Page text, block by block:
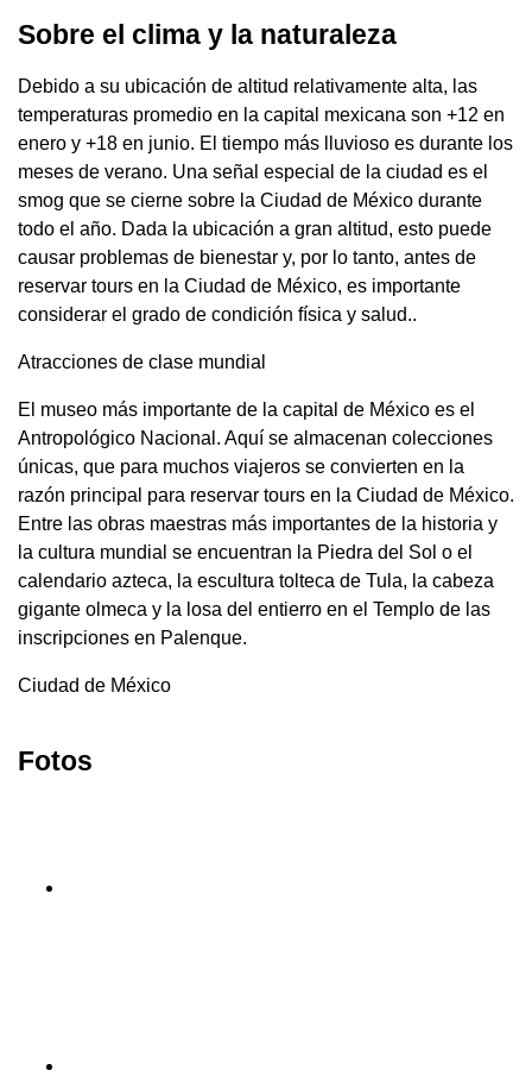
Sobre el clima y la naturaleza
Debido a su ubicación de altitud relativamente alta, las
temperaturas promedio en la capital mexicana son +12 en
enero y +18 en junio. El tiempo más lluvioso es durante los
meses de verano. Una señal especial de la ciudad es el
smog que se cierne sobre la Ciudad de México durante
todo el año. Dada la ubicación a gran altitud, esto puede
causar problemas de bienestar y, por lo tanto, antes de
reservar tours en la Ciudad de México, es importante
considerar el grado de condición física y salud..
Atracciones de clase mundial
El museo más importante de la capital de México es el
Antropológico Nacional. Aquí se almacenan colecciones
únicas, que para muchos viajeros se convierten en la
razón principal para reservar tours en la Ciudad de México.
Entre las obras maestras más importantes de la historia y
la cultura mundial se encuentran la Piedra del Sol o el
calendario azteca, la escultura tolteca de Tula, la cabeza
gigante olmeca y la losa del entierro en el Templo de las
inscripciones en Palenque.
Ciudad de México
Fotos